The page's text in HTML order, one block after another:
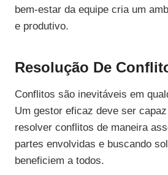
bem-estar da equipe cria um
e produtivo.
Resolução De
Conflitos são inevitáveis em
Um gestor eficaz deve ser
resolver conflitos de maneira
partes envolvidas e buscando
beneficiem a todos.